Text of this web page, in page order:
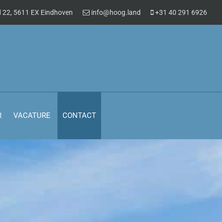
5611 EX Eindhoven info@hoog.land +31 40 291 6926
VACATURE CONTACT